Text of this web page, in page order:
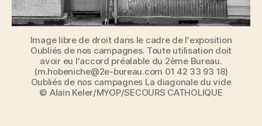
Image libre de droit dans le cadre de l'exposition
Oubliés de nos campagnes. Toute utilisation doit
avoir eu l'accord préalable du 2ème Bureau.
(m.hobeniche@2e-bureau.com 01 42 33 93 18)
Oubliés de nos campagnes La diagonale du vide
© Alain Keler/MYOP/SECOURS CATHOLIQUE